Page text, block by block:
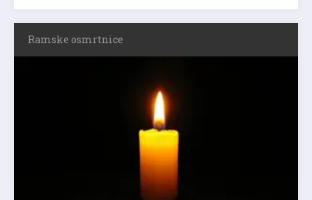
Ramske osmrtnice